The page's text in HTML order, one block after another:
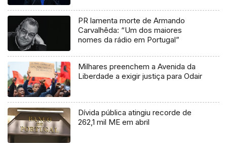
PR lamenta morte de Armando
Carvalhêda: “Um dos maiores
nomes da rádio em Portugal”
Milhares preenchem a Avenida da
Liberdade a exigir justiça para Odair
Dívida pública atingiu recorde de
262,1 mil ME em abril